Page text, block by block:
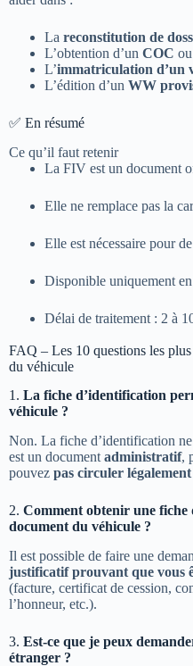
La reconstitution de
L’obtention d’un COC
L’immatriculation d’un
L’édition d’un WW
✅ En résumé
Ce qu’il faut retenir
La FIV est un document
Elle ne remplace pas la
Elle est nécessaire pour
Disponible uniquement
Délai de traitement : 2 à
FAQ – Les 10 questions les
du véhicule
1. La fiche d’identification
véhicule ?
Non. La fiche d’identification
est un document administratif,
pouvez pas circuler légalement
2. Comment obtenir une fiche
document du véhicule ?
Il est possible de faire une
justificatif prouvant que vous
(facture, certificat de cession,
l’honneur, etc.).
3. Est-ce que je peux
étranger ?